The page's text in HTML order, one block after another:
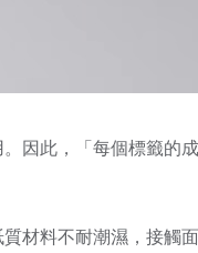
因此，「每個標籤的
材料不耐潮濕，接觸